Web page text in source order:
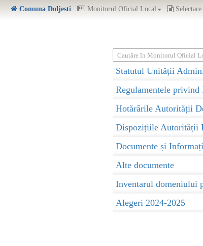
Comuna Doljesti Monitorul Oficial Local
Cautăre în Monitorul Oficial
Statutul Unității
Regulamentele
Hotărârile Autorității
Dispozițiile Autorității
Documente și
Alte documente
Inventarul domeniului
Alegeri 2024-2025